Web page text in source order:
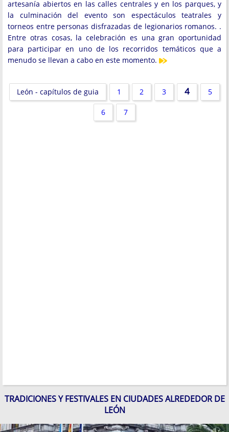
artesanía abiertos en las calles centrales y en los parques, y
la culminación del evento son espectáculos teatrales y
torneos entre personas disfrazadas de legionarios romanos. .
Entre otras cosas, la celebración es una gran oportunidad
para participar en uno de los recorridos temáticos que a
menudo se llevan a cabo en este momento.
León - capítulos de guia 1 2 3 4 5
6 7
TRADICIONES Y FESTIVALES EN CIUDADES ALREDEDOR DE
LEÓN